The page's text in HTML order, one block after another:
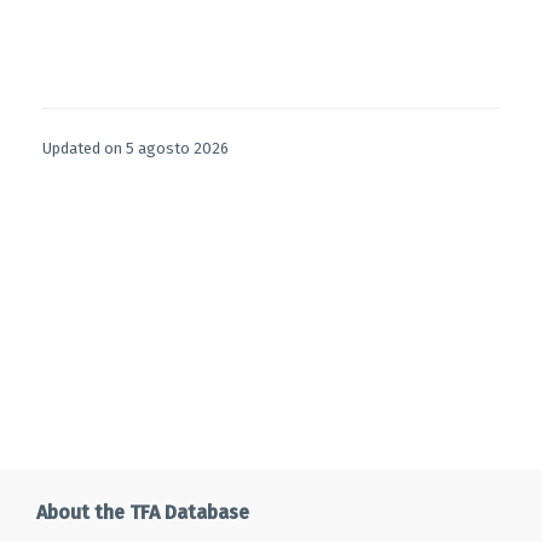
Updated on 5 agosto 2026
About the TFA Database